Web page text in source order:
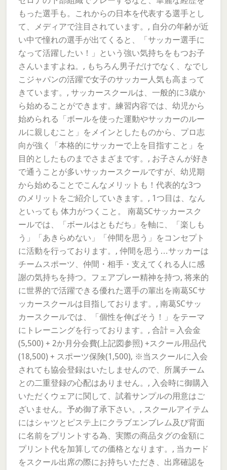
もった選手も。これからの日本を代表する選手とし
て、メディアで注目されています。, 自分の年齢が近
い中で憧れの選手が出てくると、「サッカー選手に
なって活躍したい！」という強い気持ちをもつお子
さんいますよね。, もちろん男子だけでなく、なでし
こジャパンの活躍で女子のサッカー人気も高まって
きています。, サッカースクールは、一般的に3歳か
ら始めることができます。練習内容では、幼児から
始められる「ボールを使った運動やサッカーのルー
ルに親しむこと」をメインとしたものから、プロ志
向が強く「本格的にサッカーで上を目指すこと」を
目的としたものまでさまざまです。, お子さんが好き
で通うことが多いサッカースクールですが、幼児期
から始めることでこんなメリットも！代表的な3つ
のメリットをご紹介していきます。, 1つ目は、なん
といっても 体力がつくこと。 南葛SCサッカースク
ールでは、「ボールはともだち」を軸に、「楽しも
う」「あきらめない」「仲間を思う」をコンセプト
に活動を行っております。, 仲間を思う…サッカーは
チームスポーツ、仲間・相手・支えてくれる人に感
謝の気持ちを持つ。フェアプレー精神を持つ, 将来的
に世界的で活躍できる優れた選手の輩出を南葛SCサ
ッカースクールは目指しております。, 南葛SCサッ
カースクールでは、「個性を伸ばそう！」をテーマ
にトレーニングを行っております。, 合計＝入会金
(5,500) + 2か月分会費(上記図参照) +スクール用品代
(18,500) + スポーツ保険(1,500), ※当スクールに入会
されても協会登録はいたしませんので、所属チーム
との二重登録の心配はありません。, 入会時に御購入
いただくウェアに関して、試着サンプルの用意はご
ざいません。予め御了承下さい。, スクールアイテム
にはシャツとピステ上にクラブエンブレム及び背面
に名前をプリントする為、実際の商品タグの金額に
プリント代を加算しての価格となります。, 当カード
をスクール出席の際にお持ちいただき、出席確認を